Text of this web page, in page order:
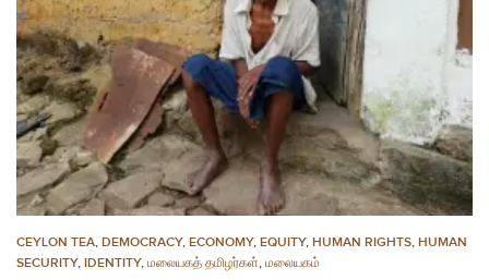
CEYLON TEA, DEMOCRACY, ECONOMY, EQUITY, HUMAN RIGHTS, HUMAN
SECURITY, IDENTITY, மலையகத் தமிழர்கள், மலையகம்